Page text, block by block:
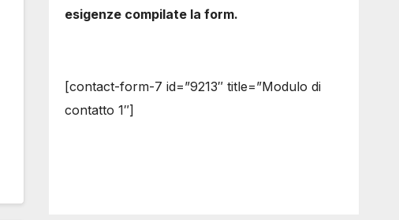
esigenze compilate la form.
[contact-form-7 id=”9213″ title=”Modulo di
contatto 1″]